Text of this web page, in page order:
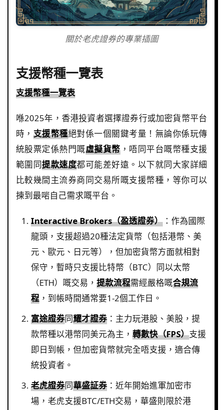
關於老虎證券的專業插圖
支援幣種一覽表
支援幣種一覽表
喺2025年，香港投資者選擇證券行或加密貨幣平台
時， 支援幣種絕對係一個關鍵考量！無論你係玩傳
統股票定係熱門嘅虛擬貨幣，唔同平台嘅幣種支援
範圍同提款速度都可能差好遠。以下就同大家詳細
比較幾間主流券商同交易所嘅支援幣種，等你可以
揀到最啱自己需求嘅平台。
Interactive Brokers（盈透證券） ：作為國際
龍頭，支援超過20種法定貨幣（包括港幣、美
元、歐元、日元等），但加密貨幣方面就相對
保守，暫時只支援比特幣（BTC）同以太幣
（ETH）嘅交易， 提款流程需經嚴格嘅合規流
程 ，到帳時間通常要1-2個工作日。
富途證券同耀才證券：主力玩港股、美股，提
款幣種以港幣同美元為主， 轉數快（FPS）支援
即日到帳，但加密貨幣就完全唔支援，適合傳
統投資者。
老虎證券同華盛証券：近年開始進軍加密市
場，老虎支援BTC/ETH交易，華盛則限於港